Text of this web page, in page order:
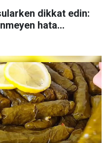
dikkat edin:
hata...